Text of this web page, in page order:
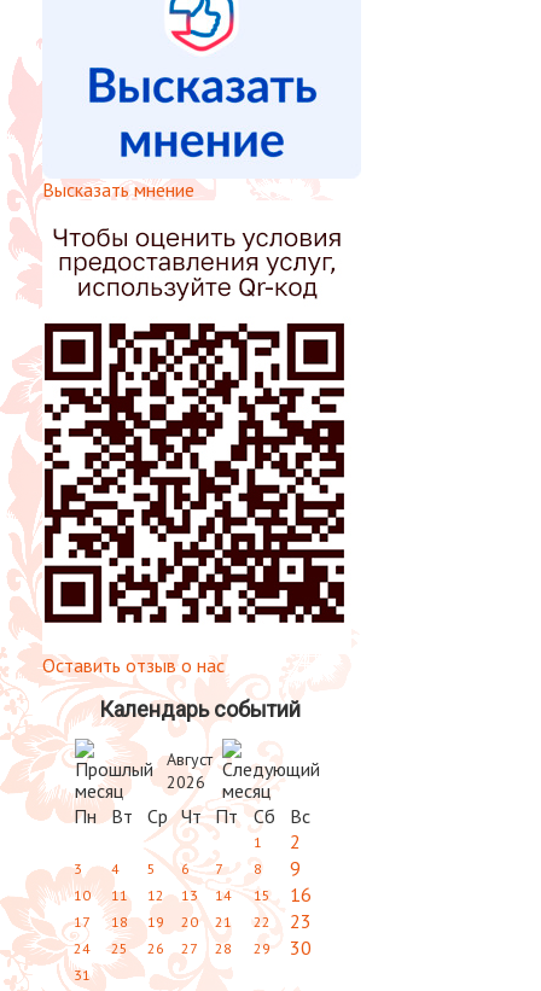
Высказать мнение
Оставить отзыв о нас
Календарь событий
Август
2026
Пн Вт Ср Чт Пт Сб Вс
1 2
3 4 5 6 7 8 9
10 11 12 13 14 15 16
17 18 19 20 21 22 23
24 25 26 27 28 29 30
31